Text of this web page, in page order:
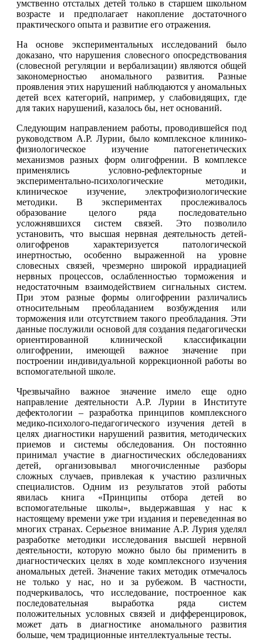
умственно отсталых детей только в старшем школьном
возрасте и предполагает накопление достаточного
практического опыта и развитие его отражения.
На основе экспериментальных исследований было
доказано, что нарушения словесного опосредствования
(словесной регуляции и вербализации) являются общей
закономерностью аномального развития. Разные
проявления этих нарушений наблюдаются у аномальных
детей всех категорий, например, у слабовидящих, где
для таких нарушений, казалось бы, нет оснований.
Следующим направлением работы, проводившейся под
руководством А.Р. Лурии, было комплексное клинико-
физиологическое изучение патогенетических
механизмов разных форм олигофрении. В комплексе
применялись условно-рефлекторные и
экспериментально-психологические методики,
клиническое изучение, электрофизиологические
методики. В экспериментах прослеживалось
образование целого ряда последовательно
усложнявшихся систем связей. Это позволило
установить, что высшая нервная деятельность детей-
олигофренов характеризуется патологической
инертностью, особенно выраженной на уровне
словесных связей, чрезмерно широкой иррадиацией
нервных процессов, ослабленностью торможения и
недостаточным взаимодействием сигнальных систем.
При этом разные формы олигофрении различались
относительным преобладанием возбуждения или
торможения или отсутствием такого преобладания. Эти
данные послужили основой для создания педагогически
ориентированной клинической классификации
олигофрении, имеющей важное значение при
построении индивидуальной коррекционной работы во
вспомогательной школе.
Чрезвычайно важное значение имело еще одно
направление деятельности А.Р. Лурии в Институте
дефектологии – разработка принципов комплексного
медико-психолого-педагогического изучения детей в
целях диагностики нарушений развития, методических
приемов и системы обследования. Он постоянно
принимал участие в диагностических обследованиях
детей, организовывал многочисленные разборы
сложных случаев, привлекая к участию различных
специалистов. Одним из результатов этой работы
явилась книга «Принципы отбора детей во
вспомогательные школы», выдержавшая у нас к
настоящему времени уже три издания и переведенная во
многих странах. Серьезное внимание А.Р. Лурия уделял
разработке методики исследования высшей нервной
деятельности, которую можно было бы применить в
диагностических целях в ходе комплексного изучения
аномальных детей. Значение таких методик отмечалось
не только у нас, но и за рубежом. В частности,
подчеркивалось, что исследование, построенное как
последовательная выработка ряда систем
положительных условных связей и дифференцировок,
может дать в диагностике аномального развития
больше, чем традиционные интеллектуальные тесты.